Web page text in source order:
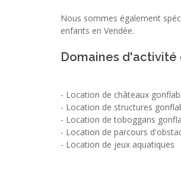
Nous sommes également
enfants en Vendée.
Domaines d'activité
- Location de châteaux
- Location de structures
- Location de toboggans
- Location de parcours
- Location de jeux aquatiques